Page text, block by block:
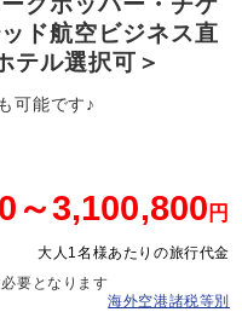
ド航空ビジネス直
テル選択可＞
可能です♪
～3,100,800 円
大人1名様あたりの旅行代金
要となります
海外空港諸税等別